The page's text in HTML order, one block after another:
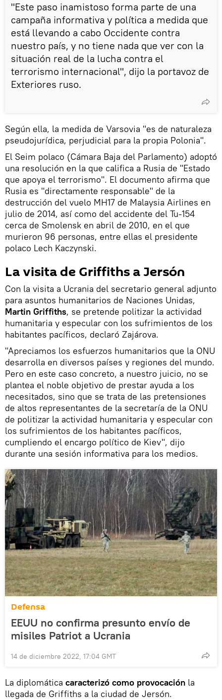
"Este paso inamistoso forma parte de una
campaña informativa y política a medida que
está llevando a cabo Occidente contra
nuestro país, y no tiene nada que ver con la
situación real de la lucha contra el
terrorismo internacional", dijo la portavoz de
Exteriores ruso.
Según ella, la medida de Varsovia "es de naturaleza
pseudojurídica, perjudicial para la propia Polonia".
El Seim polaco (Cámara Baja del Parlamento) adoptó
una resolución en la que califica a Rusia de "Estado
que apoya el terrorismo". El documento afirma que
Rusia es "directamente responsable" de la
destrucción del vuelo MH17 de Malaysia Airlines en
julio de 2014, así como del accidente del Tu-154
cerca de Smolensk en abril de 2010, en el que
murieron 96 personas, entre ellas el presidente
polaco Lech Kaczynski.
La visita de Griffiths a Jersón
Con la visita a Ucrania del secretario general adjunto
para asuntos humanitarios de Naciones Unidas,
Martin Griffiths, se pretende politizar la actividad
humanitaria y especular con los sufrimientos de los
habitantes pacíficos, declaró Zajárova.
"Apreciamos los esfuerzos humanitarios que la ONU
desarrolla en diversos países y regiones del mundo.
Pero en este caso concreto, a nuestro juicio, no se
plantea el noble objetivo de prestar ayuda a los
necesitados, sino que se trata de las pretensiones
de altos representantes de la secretaría de la ONU
de politizar la actividad humanitaria y especular con
los sufrimientos de los habitantes pacíficos,
cumpliendo el encargo político de Kiev", dijo
durante una sesión informativa para los medios.
Defensa
EEUU no confirma presunto envío de
misiles Patriot a Ucrania
14 de diciembre 2022, 17:04 GMT
La diplomática caracterizó como provocación la
llegada de Griffiths a la ciudad de Jersón.